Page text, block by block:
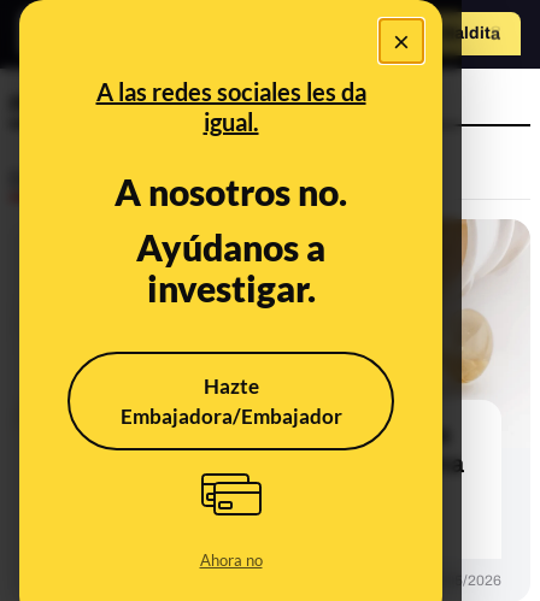
×
A las redes sociales les da
igual.
A nosotros no.
Ayúdanos a
investigar.
Hazte
Embajadora/Embajador
Ahora no
Hazte Maldito
medicina
No hay ninguna evidencia científica
que respalde que el zinc y la vitamina
D pueden servir para tratar el
12/05/2026